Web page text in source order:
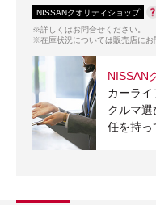
NISSANクオリティショップ
※詳しくはお問合せください。
※在庫状況については販売店にお
NISSAN
カーライ
クルマ
任を持っ